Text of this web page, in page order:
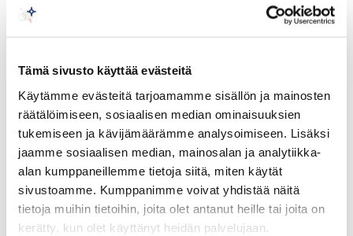
Tämä sivusto käyttää evästeitä
Käytämme evästeitä tarjoamamme sisällön ja mainosten
räätälöimiseen, sosiaalisen median ominaisuuksien
tukemiseen ja kävijämäärämme analysoimiseen. Lisäksi
jaamme sosiaalisen median, mainosalan ja analytiikka-
alan kumppaneillemme tietoja siitä, miten käytät
sivustoamme. Kumppanimme voivat yhdistää näitä
tietoja muihin tietoihin, joita olet antanut heille tai joita on
kerätty, kun olet käyttänyt heidän palvelujaan.
luontevasti tässä esityksessä ehdotettuja yrittäjyyteen
Keskuskauppakamari muistuttaa, että Suomen
kilpailijamaissa on käytössä malleja, joissa merkittävä
yritystoimintaa, kasvuyrityksiä tai rahastoja tukeva
investointi voi muodostaa perusteen määräaikaiselle
oleskeluluvalle. Myös tämän esityksen kansainvälisessä
vertailussa tarkastellaan useita maita, jotka ovat
kehittäneet erilaisia yrittäjä- ja sijoittajapolkuja
kansainvälisen pääoman houkuttelemiseksi.